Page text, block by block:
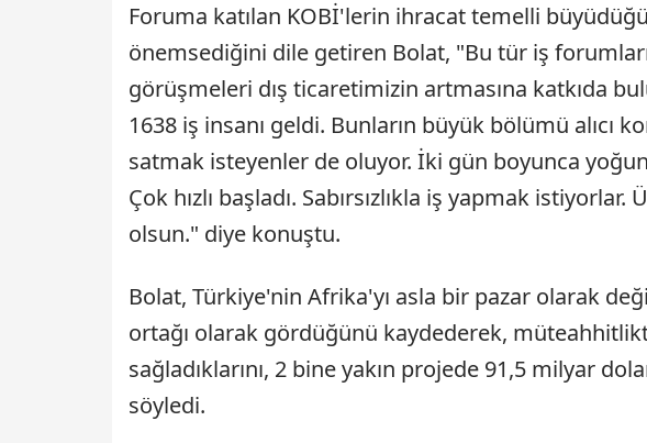
Foruma katılan KOBİ'lerin ihracat temelli
önemsediğini dile getiren Bolat, "Bu tür iş
görüşmeleri dış ticaretimizin artmasına katkıda
1638 iş insanı geldi. Bunların büyük bölümü alıcı
satmak isteyenler de oluyor. İki gün boyunca
Çok hızlı başladı. Sabırsızlıkla iş yapmak
olsun." diye konuştu.
Bolat, Türkiye'nin Afrika'yı asla bir pazar olarak
ortağı olarak gördüğünü kaydederek,
sağladıklarını, 2 bine yakın projede 91,5 milyar
söyledi.